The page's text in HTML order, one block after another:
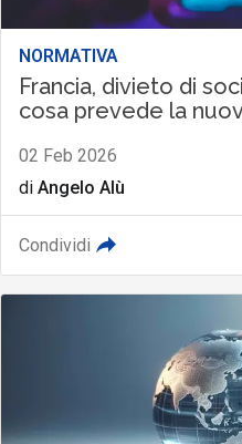
NORMATIVA
Francia, divieto di
cosa prevede la
02 Feb 2026
di Angelo Alù
Condividi